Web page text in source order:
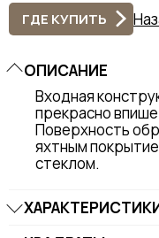
ГДЕ КУПИТЬ
ОПИСАНИЕ
Входная
прекрасно
Поверхность
яхтным
стеклом.